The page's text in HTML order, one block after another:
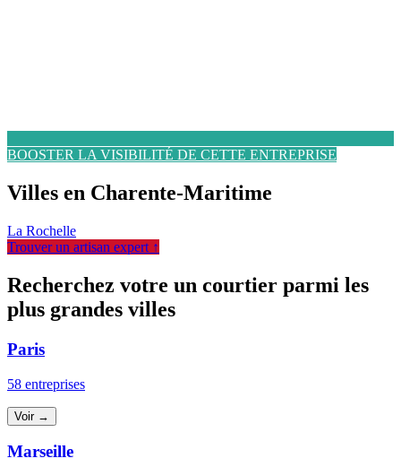
BOOSTER LA VISIBILITÉ DE CETTE ENTREPRISE
Villes en Charente-Maritime
La Rochelle
Trouver un artisan expert ↑
Recherchez votre un courtier parmi les
plus grandes villes
Paris
58 entreprises
Voir →
Marseille